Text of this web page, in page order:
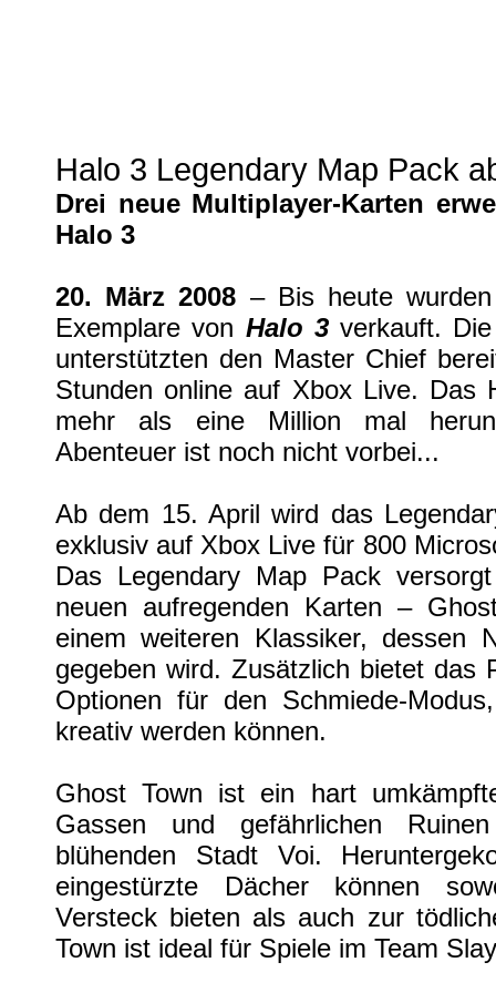
Halo 3 Legendary Map Pack
Drei neue Multiplayer-Karten
Halo 3
20. März 2008 – Bis heute
Exemplare von Halo 3verkauft. Die
unterstützten den Master Chief
Stunden online auf Xbox Live. Das
mehr als eine Million mal
Abenteuer ist noch nicht vorbei...
Ab dem 15. April wird das
exklusiv auf Xbox Live für 800
Das Legendary Map Pack
neuen aufregenden Karten –
einem weiteren Klassiker, dessen
gegeben wird. Zusätzlich bietet das
Optionen für den Schmiede-
kreativ werden können.
Ghost Town ist ein hart
Gassen und gefährlichen
blühenden Stadt Voi.
eingestürzte Dächer können
Versteck bieten als auch zur
Town ist ideal für Spiele im Team